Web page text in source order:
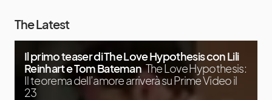
The Latest
Il primo teaser di The Love Hypothesis con Lili
Reinhart e Tom Bateman The Love Hypothesis:
Il teorema dell’amore arriverà su Prime Video il
23